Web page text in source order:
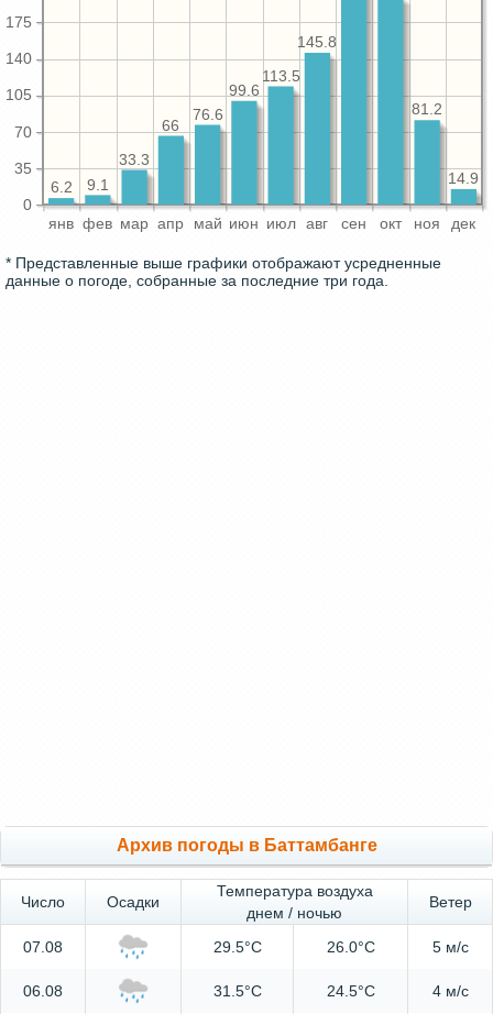
янв фев мар апр май июн июл авг сен окт ноя дек
0
35
70
105
140
175
14.9
81.2
145.8
113.5
99.6
76.6
66
33.3
9.1
6.2
* Представленные выше графики отображают усредненные
данные о погоде, собранные за последние три года.
Архив погоды в Баттамбанге
Число Осадки
Температура воздуха
днем / ночью
Ветер
07.08 29.5°C 26.0°C 5 м/с
06.08 31.5°C 24.5°C 4 м/с